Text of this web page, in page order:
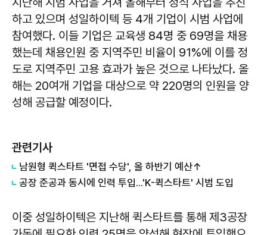
하고 있으며 성일하이텍 등 4개 기업이 시범 사업에
참여했다. 이들 기업은 교육생 84명 중 69명을 채용
했는데 채용인원 중 지역주민 비율이 91%에 이를 정
도로 지역주민 고용 효과가 높은 것으로 나타났다. 올
해는 20여개 기업을 대상으로 약 220명의 인원을 양
성해 공급할 예정이다.
관련기사
남원형 퀵스타트 '면접 수당', 올 하반기 예산↑
공장 준공과 동시에 인력 투입...'K-퀵스타트' 시범 도입
이중 성일하이텍은 지난해 퀵스타트를 통해 제3공장